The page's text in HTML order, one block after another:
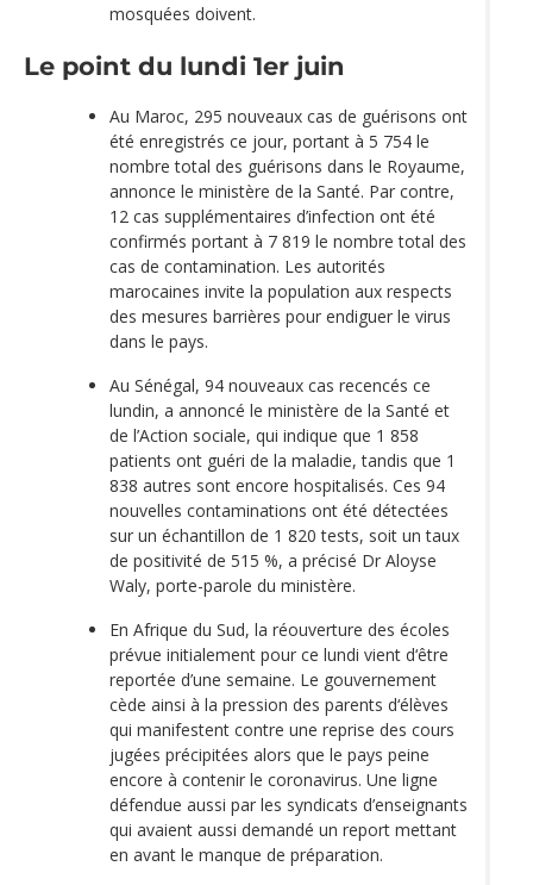
mosquées doivent.
Le point du lundi 1er juin
Au Maroc, 295 nouveaux cas de guérisons ont
été enregistrés ce jour, portant à 5 754 le
nombre total des guérisons dans le Royaume,
annonce le ministère de la Santé. Par contre,
12 cas supplémentaires d’infection ont été
confirmés portant à 7 819 le nombre total des
cas de contamination. Les autorités
marocaines invite la population aux respects
des mesures barrières pour endiguer le virus
dans le pays.
Au Sénégal, 94 nouveaux cas recencés ce
lundin, a annoncé le ministère de la Santé et
de l’Action sociale, qui indique que 1 858
patients ont guéri de la maladie, tandis que 1
838 autres sont encore hospitalisés. Ces 94
nouvelles contaminations ont été détectées
sur un échantillon de 1 820 tests, soit un taux
de positivité de 515 %, a précisé Dr Aloyse
Waly, porte-parole du ministère.
En Afrique du Sud, la réouverture des écoles
prévue initialement pour ce lundi vient d‘être
reportée d’une semaine. Le gouvernement
cède ainsi à la pression des parents d‘élèves
qui manifestent contre une reprise des cours
jugées précipitées alors que le pays peine
encore à contenir le coronavirus. Une ligne
défendue aussi par les syndicats d’enseignants
qui avaient aussi demandé un report mettant
en avant le manque de préparation.